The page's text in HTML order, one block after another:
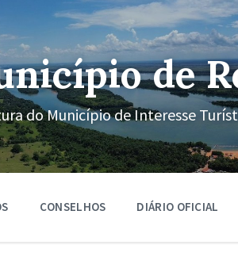
de
do Município de Interesse
CONSELHOS DIÁRIO OFICIAL